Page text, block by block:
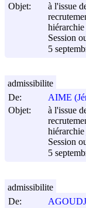
Objet:
à l'issue
Session
5
De:
AIME
Objet:
à l'issue
Session
5
admissibilite
De:
admissibilite